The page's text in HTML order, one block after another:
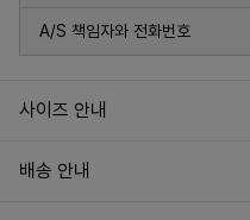
A/S 책임자와 전화번호
사이즈 안내
배송 안내